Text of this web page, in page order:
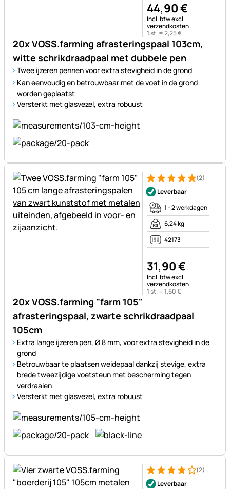
20x VOSS.farming afrasteringspaal 103cm,
witte schrikdraadpaal met dubbele pen
Twee ijzeren pennen voor extra stevigheid in de grond
Kan eenvoudig en betrouwbaar met de voet in de grond
worden geplaatst
Versterkt met glasvezel, extra robuust
44,90€
Belastinginformatie:
Incl. btwexcl.
verzendkosten
1 st. =2,25€
20x VOSS.farming "farm 105"
afrasteringspaal, zwarte schrikdraadpaal
105cm
Extra lange ijzeren pen, Ø 8 mm, voor extra stevigheid in de
grond
Betrouwbaar te plaatsen weidepaal dankzij stevige, extra
brede tweezijdige voetsteun met bescherming tegen
verdraaien
Versterkt met glasvezel, extra robuust
Beoordeling: 5 van 5 (2
2 Bewertungen
(2)
Leverbaar
1 - 2 werkdagen
6,24 kg
42173
31,90€
Belastinginformatie:
Incl. btwexcl.
verzendkosten
1 st. =1,60€
Beoordeling: 4 van 5 (2
2 Bewertungen
(2)
Leverbaar